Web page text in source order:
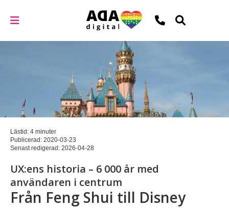
Lästid: 4 minuter
Publicerad: 2020-03-23
Senast redigerad: 2026-04-28
UX:ens historia – 6 000 år med
användaren i centrum
Från Feng Shui till Disney